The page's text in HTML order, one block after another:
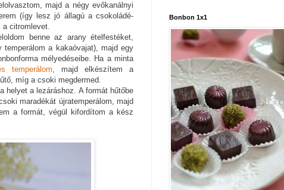
majd a négy evőkanálnyi
(így lesz jó állagú a csokoládé-
a citromlevet.
benne az arany ételfestéket,
a kakaóvajat), majd egy
mélyedéseibe. Ha a minta
temperálom, majd elkészítem a
míg a csoki megdermed.
helyet a lezáráshoz. A formát hűtőbe
maradékát újratemperálom, majd
a formát, végül kifordítom a kész
Bonbon 1x1